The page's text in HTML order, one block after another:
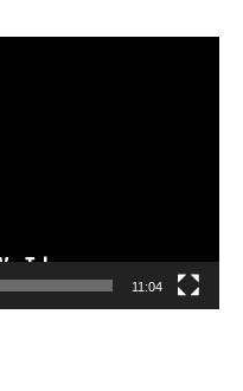
11:04